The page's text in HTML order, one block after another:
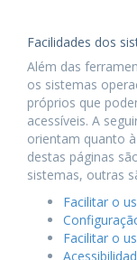
Facilidades dos
Além das
os sistemas
próprios que
acessíveis. A
orientam quanto
destas páginas
sistemas, outras
Facilitar o
Facilitar o